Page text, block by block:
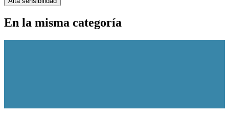
En la misma categoría